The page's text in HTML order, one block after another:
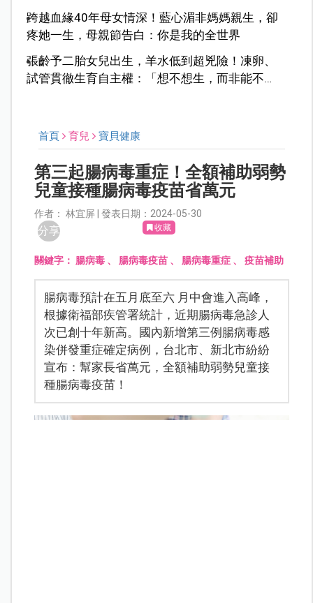
跨越血緣40年母女情深！藍心湄非媽媽親生，卻
疼她一生，母親節告白：你是我的全世界
張齡予二胎女兒出生，羊水低到超兇險！凍卵、
試管貫徹生育自主權：「想不想生，而非能不能
首頁 育兒 寶貝健康
第三起腸病毒重症！全額補助弱勢
兒童接種腸病毒疫苗省萬元
作者： 林宜屏 | 發表日期：2024-05-30
分享 收藏
關鍵字： 腸病毒 、 腸病毒疫苗 、 腸病毒重症 、疫苗補助
腸病毒預計在五月底至六 月中會進入高峰，
根據衛福部疾管署統計，近期腸病毒急診人
次已創十年新高。國內新增第三例腸病毒感
染併發重症確定病例，台北市、新北市紛紛
宣布：幫家長省萬元，全額補助弱勢兒童接
種腸病毒疫苗！